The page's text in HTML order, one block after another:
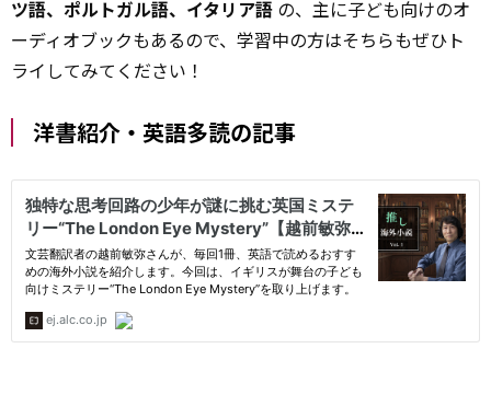
ツ語、ポルトガル語、イタリア語 の、主に子ども向けのオ
ーディオブックもあるので、学習中の方はそちらもぜひト
ライしてみてください！
洋書紹介・英語多読の記事